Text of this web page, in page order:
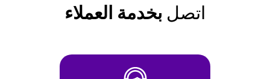
اتصل بخدمة العملاء